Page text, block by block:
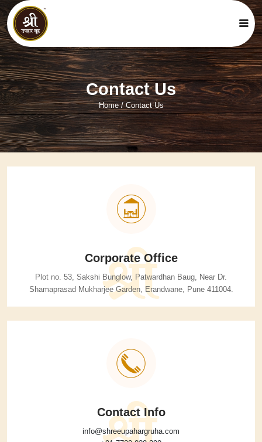
Contact Us
Home/Contact Us
Corporate Office
Plot no. 53, Sakshi Bunglow, Patwardhan Baug, Near Dr.
Shamaprasad Mukharjee Garden, Erandwane, Pune 411004.
Contact Info
info@shreeupahargruha.com